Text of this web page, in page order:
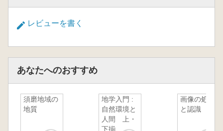
レビューを書く
あなたへのおすすめ
須磨地域の
地質
地学入門 :
自然環境と
人間 上・
下揃
画像の処理
と認識